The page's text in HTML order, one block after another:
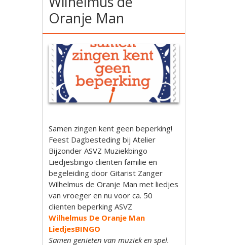
Oranje Man
Samen zingen kent geen beperking!
Feest Dagbesteding bij Atelier
Bijzonder ASVZ Muziekbingo
Liedjesbingo clienten familie en
begeleiding door Gitarist Zanger
Wilhelmus de Oranje Man met liedjes
van vroeger en nu voor ca. 50
clienten beperking ASVZ
Wilhelmus De Oranje Man
LiedjesBINGO
Samen genieten van muziek en spel.